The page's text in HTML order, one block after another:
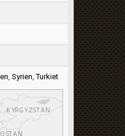
, Syrien,Turkiet